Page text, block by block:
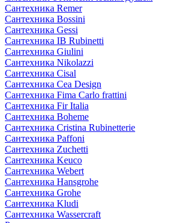
Сантехника Remer
Сантехника Bossini
Сантехника Gessi
Сантехника IB Rubinetti
Сантехника Giulini
Сантехника Nikolazzi
Сантехника Cisal
Сантехника Cea Design
Сантехника Fima Carlo frattini
Сантехника Fir Italia
Сантехника Boheme
Сантехника Cristina Rubinetterie
Сантехника Paffoni
Сантехника Zuchetti
Сантехника Keuco
Сантехника Webert
Сантехника Hansgrohe
Сантехника Grohe
Сантехника Kludi
Сантехника Wassercraft